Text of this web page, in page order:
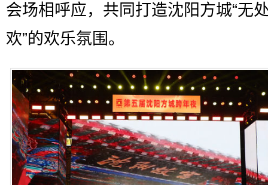
会场相呼应，共同打造沈阳方城“无
欢”的欢乐氛围。